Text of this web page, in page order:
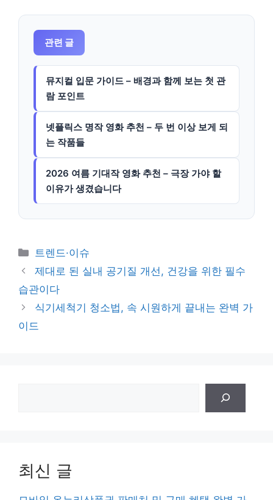
관련 글
뮤지컬 입문 가이드 – 배경과 함께 보는 첫 관
람 포인트
넷플릭스 명작 영화 추천 – 두 번 이상 보게 되
는 작품들
2026 여름 기대작 영화 추천 – 극장 가야 할
이유가 생겼습니다
카
테
고
리
트렌드·이슈
제대로 된 실내 공기질 개선, 건강을 위한 필수
습관이다
식기세척기 청소법, 속 시원하게 끝내는 완벽 가
이드
최신 글